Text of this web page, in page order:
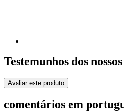
Testemunhos dos
Avaliar este produto
comentários em